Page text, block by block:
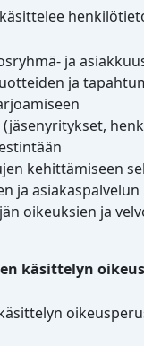
ja
ja
kehittämiseen
ja
oikeuksien ja
käsittelyn